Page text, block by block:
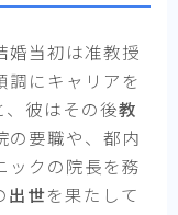
婚当初は准教授
調にキャリアを
、彼はその後教
の要職や、都内
ックの院長を務
出世を果たして